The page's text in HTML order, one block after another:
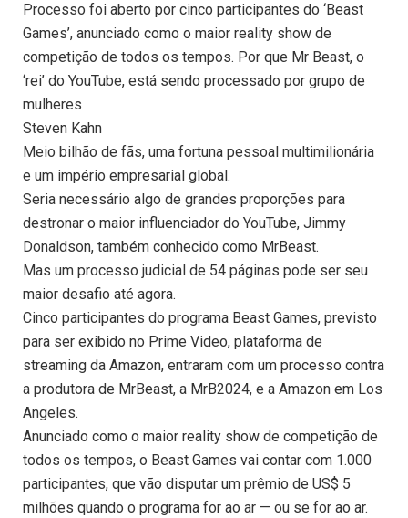
Processo foi aberto por cinco participantes do ‘Beast
Games’, anunciado como o maior reality show de
competição de todos os tempos. Por que Mr Beast, o
‘rei’ do YouTube, está sendo processado por grupo de
mulheres
Steven Kahn
Meio bilhão de fãs, uma fortuna pessoal multimilionária
e um império empresarial global.
Seria necessário algo de grandes proporções para
destronar o maior influenciador do YouTube, Jimmy
Donaldson, também conhecido como MrBeast.
Mas um processo judicial de 54 páginas pode ser seu
maior desafio até agora.
Cinco participantes do programa Beast Games, previsto
para ser exibido no Prime Video, plataforma de
streaming da Amazon, entraram com um processo contra
a produtora de MrBeast, a MrB2024, e a Amazon em Los
Angeles.
Anunciado como o maior reality show de competição de
todos os tempos, o Beast Games vai contar com 1.000
participantes, que vão disputar um prêmio de US$ 5
milhões quando o programa for ao ar — ou se for ao ar.